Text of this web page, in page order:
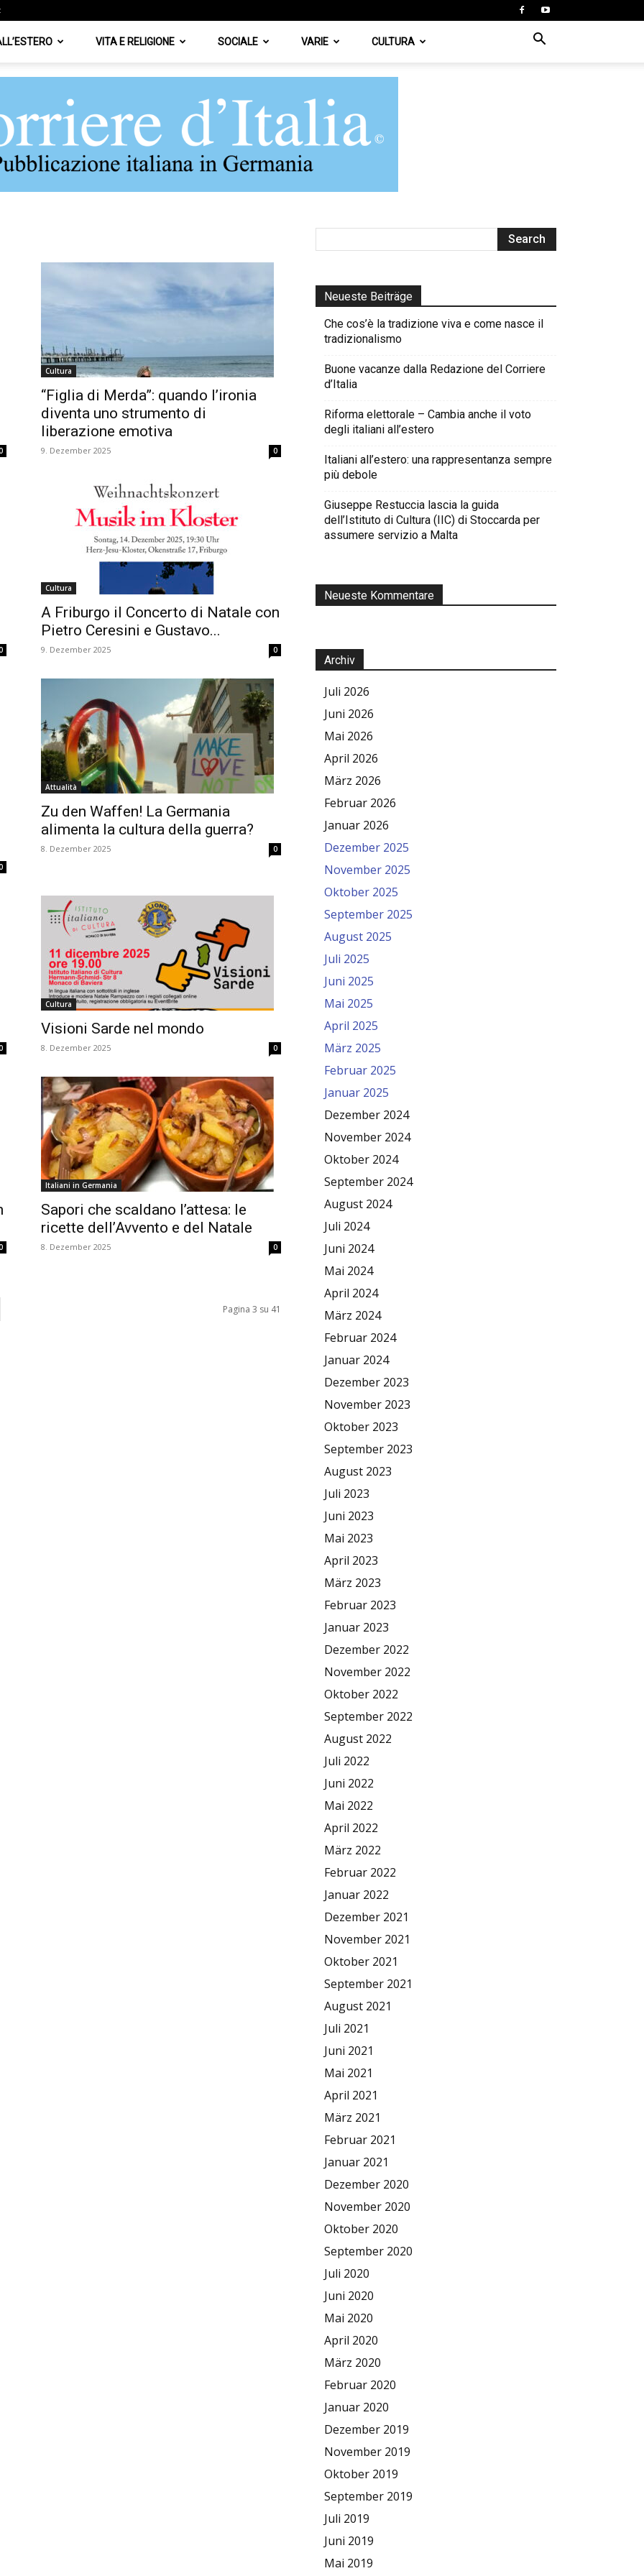
VITA E RELIGIONE SOCIALE VARIE CULTURA
Cultura
“Figlia di Merda”: quando l’ironia
diventa uno strumento di
liberazione emotiva
9. Dezember 2025 0
Cultura
A Friburgo il Concerto di Natale con
Pietro Ceresini e Gustavo...
9. Dezember 2025 0
Attualità
Zu den Waffen! La Germania
alimenta la cultura della guerra?
8. Dezember 2025 0
Cultura
Visioni Sarde nel mondo
8. Dezember 2025 0
Italiani in Germania
Sapori che scaldano l’attesa: le
ricette dell’Avvento e del Natale
8. Dezember 2025 0
Pagina 3 su 41
Neueste Beiträge
Che cos’è la tradizione viva e come nasce il
tradizionalismo
Buone vacanze dalla Redazione del Corriere
d’Italia
Riforma elettorale – Cambia anche il voto
degli italiani all’estero
Italiani all’estero: una rappresentanza sempre
più debole
Giuseppe Restuccia lascia la guida
dell’Istituto di Cultura (IIC) di Stoccarda per
assumere servizio a Malta
Neueste Kommentare
Archiv
Juli 2026
Juni 2026
Mai 2026
April 2026
März 2026
Februar 2026
Januar 2026
Dezember 2025
November 2025
Oktober 2025
September 2025
August 2025
Juli 2025
Juni 2025
Mai 2025
April 2025
März 2025
Februar 2025
Januar 2025
Dezember 2024
November 2024
Oktober 2024
September 2024
August 2024
Juli 2024
Juni 2024
Mai 2024
April 2024
März 2024
Februar 2024
Januar 2024
Dezember 2023
November 2023
Oktober 2023
September 2023
August 2023
Juli 2023
Juni 2023
Mai 2023
April 2023
März 2023
Februar 2023
Januar 2023
Dezember 2022
November 2022
Oktober 2022
September 2022
August 2022
Juli 2022
Juni 2022
Mai 2022
April 2022
März 2022
Februar 2022
Januar 2022
Dezember 2021
November 2021
Oktober 2021
September 2021
August 2021
Juli 2021
Juni 2021
Mai 2021
April 2021
März 2021
Februar 2021
Januar 2021
Dezember 2020
November 2020
Oktober 2020
September 2020
Juli 2020
Juni 2020
Mai 2020
April 2020
März 2020
Februar 2020
Januar 2020
Dezember 2019
November 2019
Oktober 2019
September 2019
Juli 2019
Juni 2019
Mai 2019